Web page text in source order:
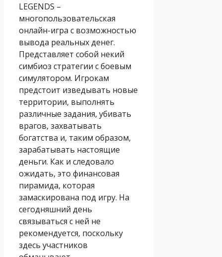
LEGENDS –
многопользовательская
онлайн-игра с возможностью
вывода реальных денег.
Представляет собой некий
симбиоз стратегии с боевым
симулятором. Игрокам
предстоит изведывать новые
территории, выполнять
различные задания, убивать
врагов, захватывать
богатства и, таким образом,
зарабатывать настоящие
деньги. Как и следовало
ожидать, это финансовая
пирамида, которая
замаскирована под игру. На
сегодняшний день
связываться с ней не
рекомендуется, поскольку
здесь участников